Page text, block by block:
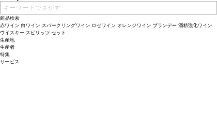
商品検索
赤ワイン 白ワイン スパークリングワイン ロゼワイン オレンジワイン ブランデー 酒精強化ワイン
ウイスキー スピリッツ セット
生産地
生産者
特集
サービス